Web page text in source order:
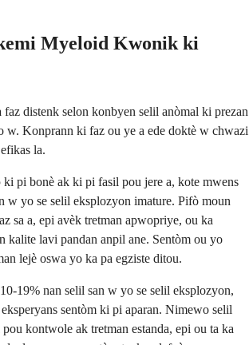
Myeloid Kwonik ki
distenk selon konbyen selil anòmal ki prezan
w. Konprann ki faz ou ye a ede doktè w chwazi
la.
ki pi bonè ak ki pi fasil pou jere a, kote mwens
w yo se selil eksplozyon imature. Pifò moun
sa a, epi avèk tretman apwopriye, ou ka
kalite lavi pandan anpil ane. Sentòm ou yo
lejè oswa yo ka pa egziste ditou.
19% nan selil san w yo se selil eksplozyon,
sentòm ki pi aparan. Nimewo selil
kontwole ak tretman estanda, epi ou ta ka